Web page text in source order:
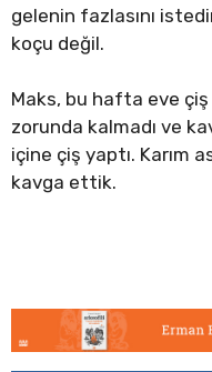
gelenin fazlasını
koçu değil.
Maks, bu hafta eve çiş
zorunda kalmadı ve
içine çiş yaptı. Karım
kavga ettik.